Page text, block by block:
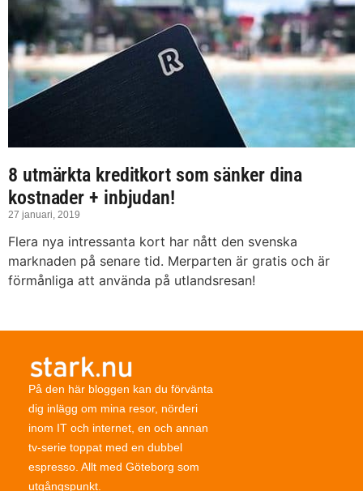
8 utmärkta kreditkort som sänker dina
kostnader + inbjudan!
27 januari, 2019
Flera nya intressanta kort har nått den svenska
marknaden på senare tid. Merparten är gratis och är
förmånliga att använda på utlandsresan!
På den här bloggen kan du förvänta
dig inlägg om mina resor, nörderi
inom IT och internet, en och annan
tv-serie toppat med en dubbel
espresso. Allt med Göteborg som
utgångspunkt.